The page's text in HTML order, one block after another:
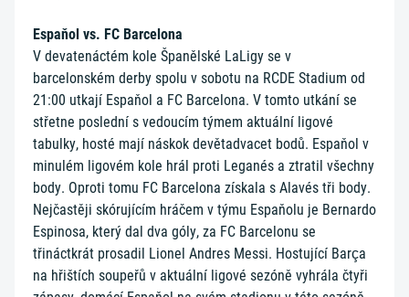
Espaňol vs. FC Barcelona
V devatenáctém kole Španělské LaLigy se v
barcelonském derby spolu v sobotu na RCDE Stadium od
21:00 utkají Espaňol a FC Barcelona. V tomto utkání se
střetne poslední s vedoucím týmem aktuální ligové
tabulky, hosté mají náskok devětadvacet bodů. Espaňol v
minulém ligovém kole hrál proti Leganés a ztratil všechny
body. Oproti tomu FC Barcelona získala s Alavés tři body.
Nejčastěji skórujícím hráčem v týmu Espaňolu je Bernardo
Espinosa, který dal dva góly, za FC Barcelonu se
třináctkrát prosadil Lionel Andres Messi. Hostující Barça
na hřištích soupeřů v aktuální ligové sezóně vyhrála čtyři